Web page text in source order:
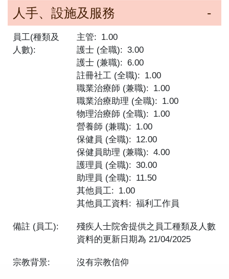
人手、設施及服務
員工(種類及
人數):
主管
1.00
護士 (全職)
3.00
護士 (兼職)
6.00
註冊社工 (全職)
1.00
職業治療師 (兼職)
1.00
職業治療助理 (全職)
1.00
物理治療師 (全職)
1.00
營養師 (兼職)
1.00
保健員 (全職)
12.00
保健員助理 (兼職)
4.00
護理員 (全職)
30.00
助理員 (全職)
11.50
其他員工
1.00
其他員工資料
福利工作員
備註 (員工):
殘疾人士院舍提供之員工種類及人數
資料的更新日期為21/04/2025
宗教背景: 沒有宗教信仰